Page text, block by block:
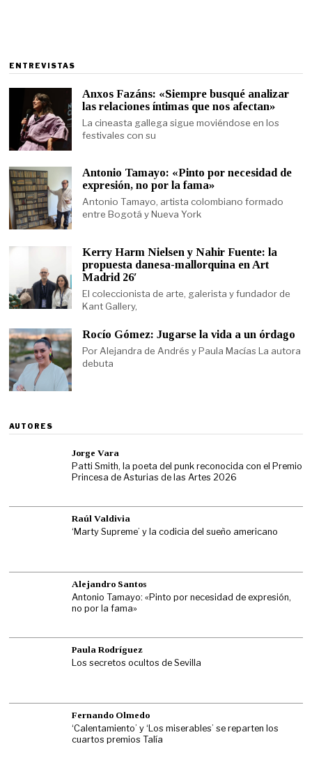
ENTREVISTAS
Anxos Fazáns: «Siempre busqué analizar
las relaciones íntimas que nos afectan»
La cineasta gallega sigue moviéndose en los
festivales con su
Antonio Tamayo: «Pinto por necesidad de
expresión, no por la fama»
Antonio Tamayo, artista colombiano formado
entre Bogotá y Nueva York
Kerry Harm Nielsen y Nahir Fuente: la
propuesta danesa-mallorquina en Art
Madrid 26′
El coleccionista de arte, galerista y fundador de
Kant Gallery,
Rocío Gómez: Jugarse la vida a un órdago
Por Alejandra de Andrés y Paula Macías La autora
debuta
AUTORES
Jorge Vara
Patti Smith, la poeta del punk reconocida con el Premio
Princesa de Asturias de las Artes 2026
Raúl Valdivia
‘Marty Supreme’ y la codicia del sueño americano
Alejandro Santos
Antonio Tamayo: «Pinto por necesidad de expresión,
no por la fama»
Paula Rodríguez
Los secretos ocultos de Sevilla
Fernando Olmedo
‘Calentamiento’ y ‘Los miserables’ se reparten los
cuartos premios Talía